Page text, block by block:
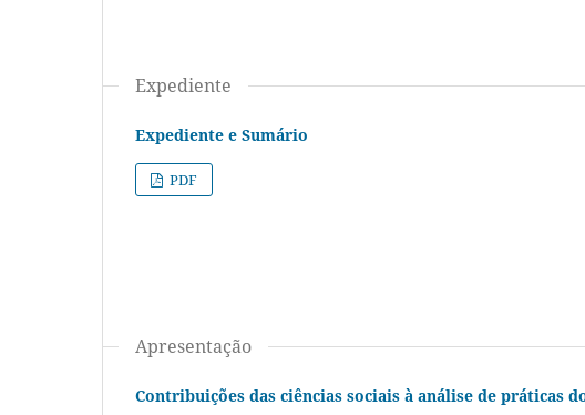
Expediente
Expediente e Sumário
PDF
Apresentação
Contribuições das ciências sociais à análise de práticas